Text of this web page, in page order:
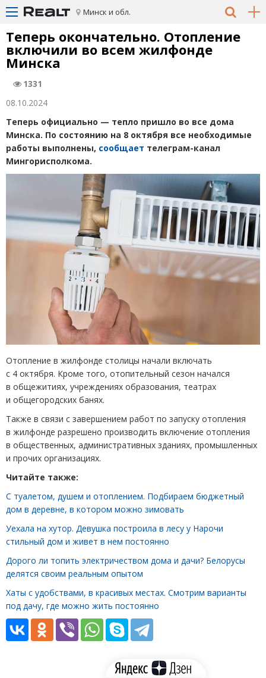
Минск и обл.
Теперь окончательно. Отопление
включили во всем жилфонде
Минска
1331
08.10.2024
Теперь официально — тепло пришло во все дома
Минска. По состоянию на 8 октября все необходимые
работы выполнены, сообщает телеграм-канал
Мингорисполкома.
Отопление в жилфонде столицы начали включать
с 4 октября. Кроме того, отопительный сезон начался
в общежитиях, учреждениях образования, театрах
и общегородских банях.
Также в связи с завершением работ по запуску отопления
в жилфонде разрешено производить включение отопления
в общественных, административных зданиях, промышленных
и прочих организациях.
Читайте также:
С туалетом, душем и отоплением. Подбираем бюджетный
дом в деревне, в котором можно зимовать
Уехала на хутор. Девушка построила в лесу у Нарочи
стильный дом и живет в нем постоянно
Дорого ли топить электричеством дома и дачи? Белорусы
делятся своим реальным опытом
Хаты с удобствами, в красивых местах. Смотрим варианты
под дачу, где можно жить постоянно